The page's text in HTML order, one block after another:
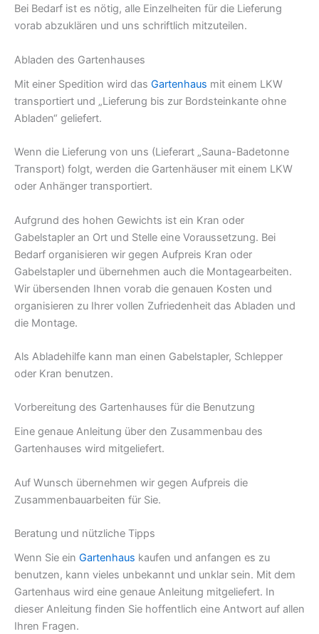
Bei Bedarf ist es nötig, alle Einzelheiten für die Lieferung
vorab abzuklären und uns schriftlich mitzuteilen.
Abladen des Gartenhauses
Mit einer Spedition wird das Gartenhaus mit einem LKW
transportiert und „Lieferung bis zur Bordsteinkante ohne
Abladen“ geliefert.
Wenn die Lieferung von uns (Lieferart „Sauna-Badetonne
Transport) folgt, werden die Gartenhäuser mit einem LKW
oder Anhänger transportiert.
Aufgrund des hohen Gewichts ist ein Kran oder
Gabelstapler an Ort und Stelle eine Voraussetzung. Bei
Bedarf organisieren wir gegen Aufpreis Kran oder
Gabelstapler und übernehmen auch die Montagearbeiten.
Wir übersenden Ihnen vorab die genauen Kosten und
organisieren zu Ihrer vollen Zufriedenheit das Abladen und
die Montage.
Als Abladehilfe kann man einen Gabelstapler, Schlepper
oder Kran benutzen.
Vorbereitung des Gartenhauses für die Benutzung
Eine genaue Anleitung über den Zusammenbau des
Gartenhauses wird mitgeliefert.
Auf Wunsch übernehmen wir gegen Aufpreis die
Zusammenbauarbeiten für Sie.
Beratung und nützliche Tipps
Wenn Sie ein Gartenhaus kaufen und anfangen es zu
benutzen, kann vieles unbekannt und unklar sein. Mit dem
Gartenhaus wird eine genaue Anleitung mitgeliefert. In
dieser Anleitung finden Sie hoffentlich eine Antwort auf allen
Ihren Fragen.